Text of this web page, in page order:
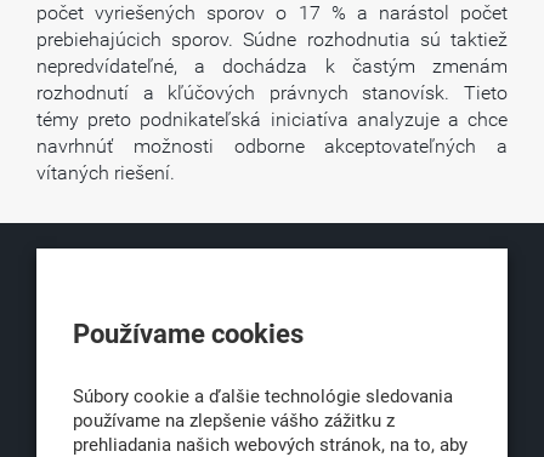
počet vyriešených sporov o 17 % a narástol počet
prebiehajúcich sporov. Súdne rozhodnutia sú taktiež
nepredvídateľné, a dochádza k častým zmenám
rozhodnutí a kľúčových právnych stanovísk. Tieto
témy preto podnikateľská iniciatíva analyzuje a chce
navrhnúť možnosti odborne akceptovateľných a
vítaných riešení.
Obchodná 6
Používame cookies
Súbory cookie a ďalšie technológie sledovania
používame na zlepšenie vášho zážitku z
prehliadania našich webových stránok, na to, aby